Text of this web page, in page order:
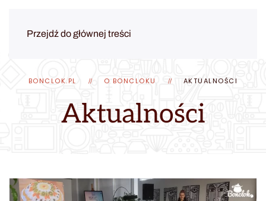
Przejdź do głównej treści
BONCLOK.PL O BONCLOKU AKTUALNOŚCI
Aktualności